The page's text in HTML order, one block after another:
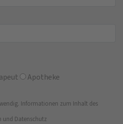
Apotheke
Informationen zum Inhalt des
und Datenschutz